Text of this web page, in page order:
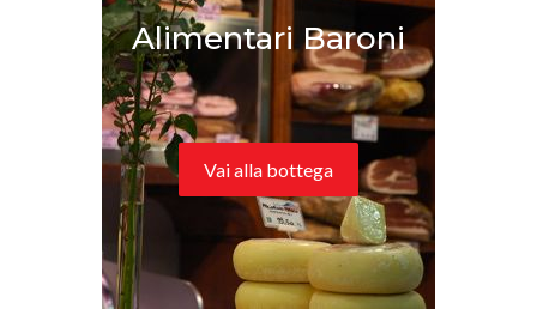
Alimentari Baroni
Vai alla bottega